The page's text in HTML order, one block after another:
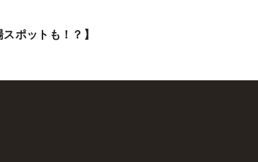
ポットも！？】